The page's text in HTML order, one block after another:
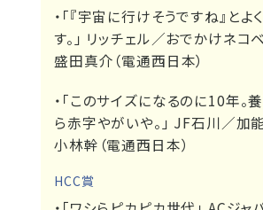
・「『宇宙に行けそうですね』とよ
す。」 リッチェル／おでかけネコ
盛田真介（電通西日本）
・「このサイズになるのに10年。
ら赤字やがいや。」 JF石川／加
小林幹（電通西日本）
HCC賞